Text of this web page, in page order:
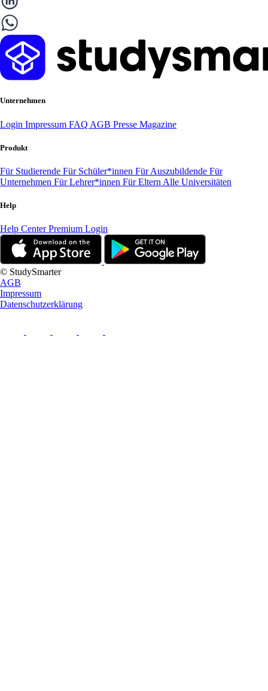
Unternehmen
Login Impressum FAQ AGB Presse Magazine
Produkt
Für Studierende Für Schüler*innen Für Auszubildende Für
Unternehmen Für Lehrer*innen Für Eltern Alle Universitäten
Help
Help CenterPremium Login
© StudySmarter
AGB
Impressum
Datenschutzerklärung